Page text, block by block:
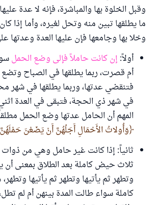
وقبل الخلوة بها والمباشرة، فإنه لا عدة
ما يطلقها تبين منه وتحل لغيره، وأما إذا
وخلا بها وجامعها فإن عليها العدة وعدتها
أولاً: إن كانت حاملاً فإلى وضع الحمل
أم قصرت، ربما يطلقها في الصباح وتضع
فتنقضي عدتها، وربما يطلقها في شهر
في شهر ذي الحجة، فتبقى في العدة
المهم أن الحامل عدتها وضع الحمل
وَأُولاتُ الأَحْمَالِ أَجَلُهُنَّ أَنْ يَضَعْنَ حَمْلَهُنَّ
ثانياً: إذا كانت غير حامل وهي من
ثلاث حيض كاملة بعد الطلاق بمعنى أن
وتطهر ثم يأتيها وتطهر ثم يأتيها
كاملة سواء طالت المدة بينهن أم لم